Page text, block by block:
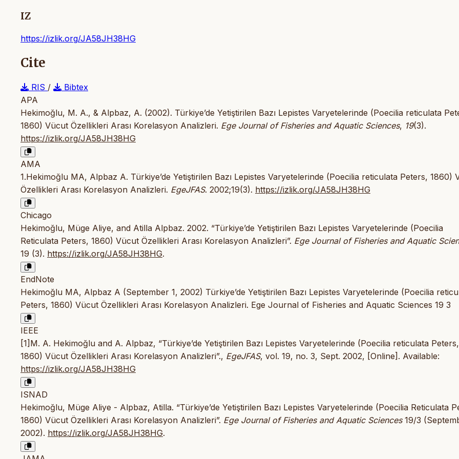
IZ
https://izlik.org/JA58JH38HG
Cite
RIS /
Bibtex
APA
Hekimoğlu, M. A., & Alpbaz, A. (2002). Türkiye’de Yetiştirilen Bazı Lepistes Varyetelerinde (Poecilia reticulata
1860) Vücut Özellikleri Arası Korelasyon Analizleri. Ege Journal of Fisheries and Aquatic Sciences, 19(3).
https://izlik.org/JA58JH38HG
AMA
1.Hekimoğlu MA, Alpbaz A. Türkiye’de Yetiştirilen Bazı Lepistes Varyetelerinde (Poecilia reticulata Peters, 1860)
Özellikleri Arası Korelasyon Analizleri. EgeJFAS. 2002;19(3). https://izlik.org/JA58JH38HG
Chicago
Hekimoğlu, Müge Aliye, and Atilla Alpbaz. 2002. “Türkiye’de Yetiştirilen Bazı Lepistes Varyetelerinde (Poecilia
Reticulata Peters, 1860) Vücut Özellikleri Arası Korelasyon Analizleri”. Ege Journal of Fisheries and Aquatic
19 (3). https://izlik.org/JA58JH38HG.
EndNote
Hekimoğlu MA, Alpbaz A (September 1, 2002) Türkiye’de Yetiştirilen Bazı Lepistes Varyetelerinde (Poecilia
Peters, 1860) Vücut Özellikleri Arası Korelasyon Analizleri. Ege Journal of Fisheries and Aquatic Sciences 19 3
IEEE
[1]M. A. Hekimoğlu and A. Alpbaz, “Türkiye’de Yetiştirilen Bazı Lepistes Varyetelerinde (Poecilia reticulata Peters,
1860) Vücut Özellikleri Arası Korelasyon Analizleri”., EgeJFAS, vol. 19, no. 3, Sept. 2002, [Online]. Available:
https://izlik.org/JA58JH38HG
ISNAD
Hekimoğlu, Müge Aliye - Alpbaz, Atilla. “Türkiye’de Yetiştirilen Bazı Lepistes Varyetelerinde (Poecilia Reticulata
1860) Vücut Özellikleri Arası Korelasyon Analizleri”. Ege Journal of Fisheries and Aquatic Sciences19/3
2002). https://izlik.org/JA58JH38HG.